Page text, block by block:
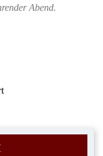
Abend.